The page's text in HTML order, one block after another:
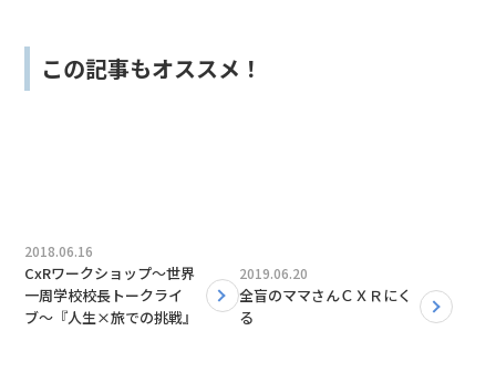
この記事もオススメ！
2018.06.16
CxRワークショップ〜世界
一周学校校長トークライ
ブ〜『人生×旅での挑戦』
2019.06.20
全盲のママさんＣＸＲにく
る